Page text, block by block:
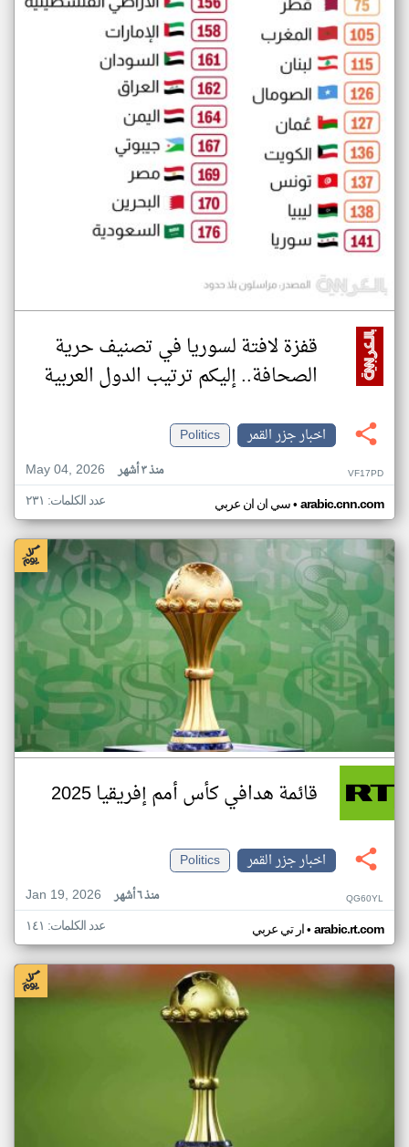
قفزة لافتة لسوريا في تصنيف حرية
الصحافة.. إليكم ترتيب الدول العربية
اخبار جزر القمر
Politics
May 04, 2026
منذ ٣ أشهر VF17PD
سي ان ان عربي• arabic.cnn.com عدد الكلمات: ٢٣١
قائمة هدافي كأس أمم إفريقيا 2025
اخبار جزر القمر
Politics
Jan 19, 2026
منذ ٦ أشهر QG60YL
ار تي عربي• arabic.rt.com عدد الكلمات: ١٤١